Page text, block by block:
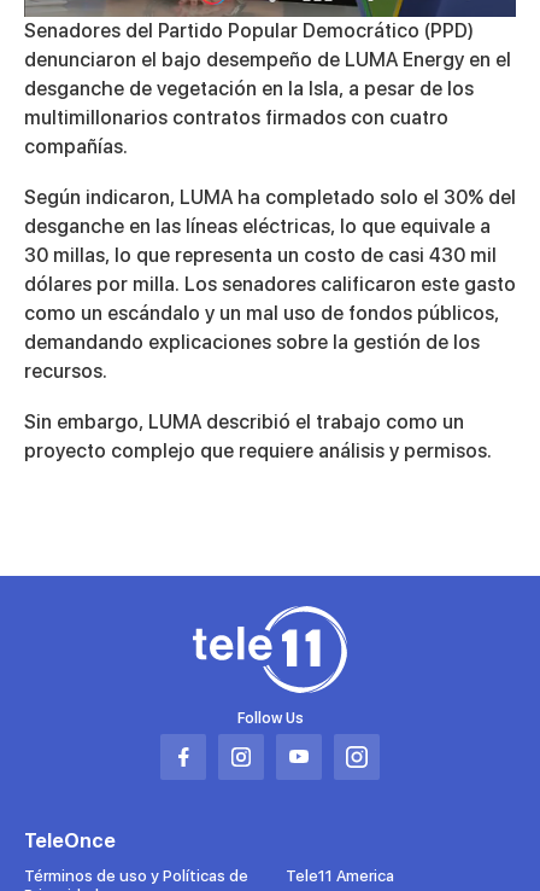
0
seconds
of
3
minutes,
5
seconds
Senadores del Partido Popular Democrático (PPD)
denunciaron el bajo desempeño de LUMA Energy en el
desganche de vegetación en la Isla, a pesar de los
multimillonarios contratos firmados con cuatro
compañías.
Según indicaron, LUMA ha completado solo el 30% del
desganche en las líneas eléctricas, lo que equivale a
30 millas, lo que representa un costo de casi 430 mil
dólares por milla. Los senadores calificaron este gasto
como un escándalo y un mal uso de fondos públicos,
demandando explicaciones sobre la gestión de los
recursos.
Sin embargo, LUMA describió el trabajo como un
proyecto complejo que requiere análisis y permisos.
Follow Us
Abrir
pestaña
Abrir
pestaña
Abrir
pestaña
Abrir
pestaña
TeleOnce
Términos de uso y Políticas de
Tele11 America